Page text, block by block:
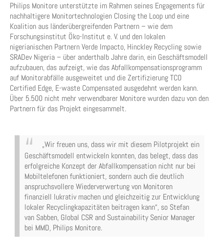
Philips Monitore unterstützte im Rahmen seines Engagements für
nachhaltigere Monitortechnologien Closing the Loop und eine
Koalition aus länderübergreifenden Partnern – wie dem
Forschungsinstitut Öko-Institut e. V. und den lokalen
nigerianischen Partnern Verde Impacto, Hinckley Recycling sowie
SRADev Nigeria – über anderthalb Jahre darin, ein Geschäftsmodell
aufzubauen, das aufzeigt, wie das Abfallkompensationsprogramm
auf Monitorabfälle ausgeweitet und die Zertifizierung TCO
Certified Edge, E-waste Compensated ausgedehnt werden kann.
Über 5.500 nicht mehr verwendbarer Monitore wurden dazu von den
Partnern für das Projekt eingesammelt.
„Wir freuen uns, dass wir mit diesem Pilotprojekt ein
Geschäftsmodell entwickeln konnten, das belegt, dass das
erfolgreiche Konzept der Abfallkompensation nicht nur bei
Mobiltelefonen funktioniert, sondern auch die deutlich
anspruchsvollere Wiederverwertung von Monitoren
finanziell lukrativ machen und gleichzeitig zur Entwicklung
lokaler Recyclingkapazitäten beitragen kann“, so Stefan
van Sabben, Global CSR and Sustainability Senior Manager
bei MMD, Philips Monitore.